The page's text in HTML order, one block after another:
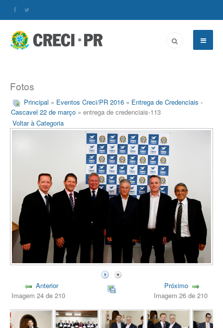
Fotos
Principal » Eventos Creci/PR 2016 » Entrega de Credenciais -
Cascavel 22 de março » entrega de credenciais-113
Voltar à Categoria
Anterior
Imagem 24 de 210
Próximo
Imagem 26 de 210